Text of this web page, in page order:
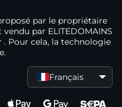
par le propriétaire
vendu par ELITEDOMAINS
. Pour cela, la technologie
Français